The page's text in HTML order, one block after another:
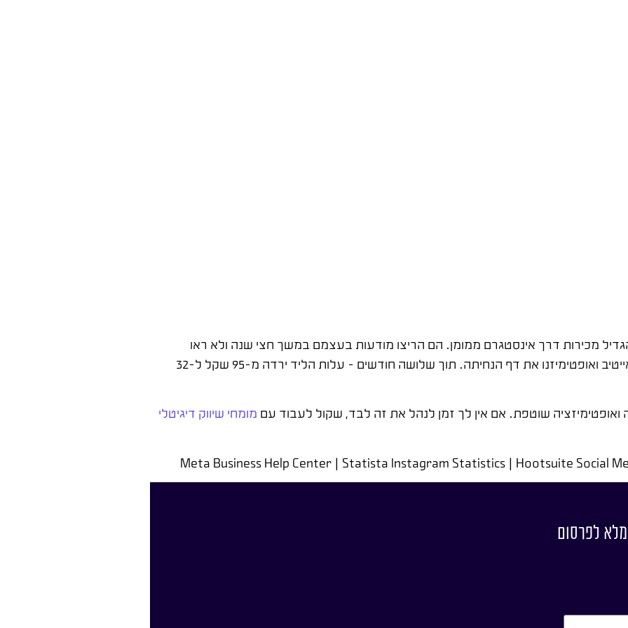
מכירות דרך אינסטגרם ממומן. הם הריצו מודעות בעצמם במשך חצי שנה ולא ראו
תוצאות. כשנכנסנו, בנינו מחדש את הקהלים, שינינו את הקריאייטיב ואופטימיזנו את דף הנחיתה. תוך שלושה חודשים – עלות הליד ירדה מ-95 שקל ל-32
שוטפת. אם אין לך זמן לנהל את זה לבד, שקול לעבוד עם מומחי שיווק דיגיטלי
לפרסום